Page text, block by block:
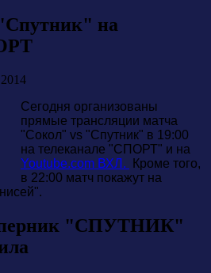
на
Сегодня организованы
прямые трансляции матча
"Сокол" vs "Спутник" в 19:00
на телеканале "СПОРТ" и на
Youtube.com ВХЛ.
Кроме того,
в 22:00 матч покажут на
"СПУТНИК"